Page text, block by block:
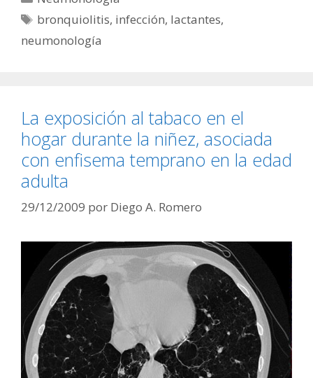
Etiquetas
bronquiolitis, infección, lactantes,
neumonología
La exposición al tabaco en el
hogar durante la niñez, asociada
con enfisema temprano en la edad
adulta
29/12/2009 por Diego A. Romero